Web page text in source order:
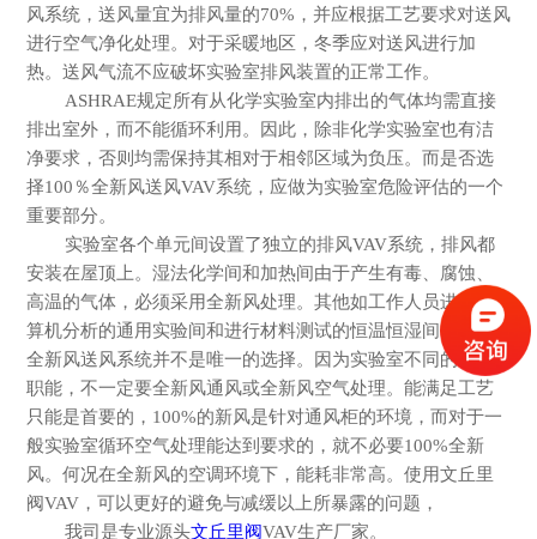
风系统，送风量宜为排风量的70%，并应根据工艺要求对送风
进行空气净化处理。对于采暖地区，冬季应对送风进行加
热。送风气流不应破坏实验室排风装置的正常工作。
ASHRAE规定所有从化学实验室内排出的气体均需直接
排出室外，而不能循环利用。因此，除非化学实验室也有洁
净要求，否则均需保持其相对于相邻区域为负压。而是否选
择100％全新风送风VAV系统，应做为实验室危险评估的一个
重要部分。
实验室各个单元间设置了独立的排风VAV系统，排风都
安装在屋顶上。湿法化学间和加热间由于产生有毒、腐蚀、
高温的气体，必须采用全新风处理。其他如工作人员进行计
算机分析的通用实验间和进行材料测试的恒温恒湿间，
100％
全新风送风系统并不是唯一的选择。因为实验室不同的工艺
职能，不一定要全新风通风或全新风空气处理。能满足工艺
只能是首要的，100%的新风是针对通风柜的环境，而对于一
般实验室循环空气处理能达到要求的，就不必要100%全新
风。何况在全新风的空调环境下，能耗非常高。 使用文丘里
阀VAV，可以更好的避免与减缓以上所暴露的问题，
我司是专业源头文丘里阀VAV生产厂家。